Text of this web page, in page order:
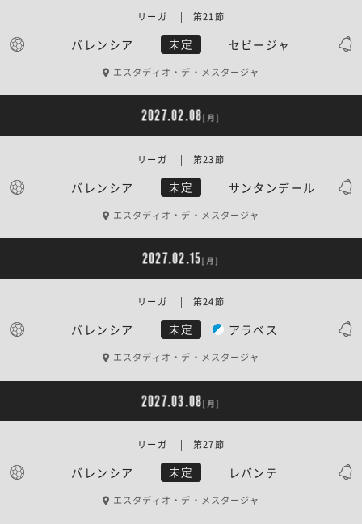
バレンシア 未定 セビージャ
リーガ | 第21節
エスタディオ・デ・メスタージャ
2027.02.08[月]
バレンシア 未定 サンタンデール
リーガ | 第23節
エスタディオ・デ・メスタージャ
2027.02.15[月]
バレンシア 未定 アラベス
リーガ | 第24節
エスタディオ・デ・メスタージャ
2027.03.08[月]
バレンシア 未定 レバンテ
リーガ | 第27節
エスタディオ・デ・メスタージャ